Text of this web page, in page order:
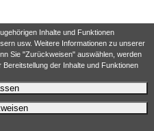
Inhalte und Funktionen
usw. Weitere Informationen zu unserer
Sie "Zurückweisen" auswählen, werden
der Inhalte und Funktionen